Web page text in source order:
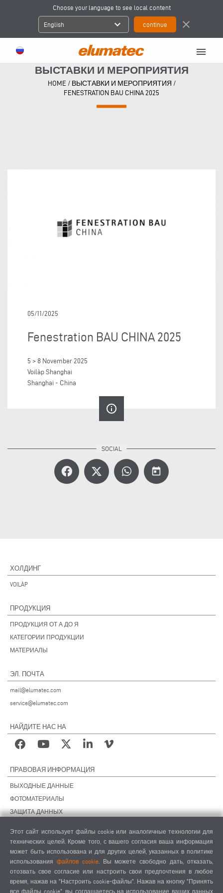
Choose your language to see local content
English expand_more close
menu
ВЫСТАВКИ И МЕРОПРИЯТИЯ
HOME / ВЫСТАВКИ И МЕРОПРИЯТИЯ /
FENESTRATION BAU CHINA 2025
05/11/2025
Fenestration BAU CHINA 2025
5 > 8 November 2025
Voilàp Shanghai
Shanghai - China
info_outline
today
ХОЛДИНГ
VOILÀP
ПРОДУКЦИЯ
ПРОДУКЦИЯ ОТ А ДО Я
КАТЕГОРИИ ПРОДУКЦИИ
МАТЕРИАЛЫ
ЭЛ. ПОЧТА
mail@elumatec.com
service@elumatec.com
НАЙДИТЕ НАС НА
ПРАВОВАЯ ИНФОРМАЦИЯ
ВЫХОДНЫЕ ДАННЫЕ
ФОТОМАТЕРИАЛЫ
ЗАЩИТА ДАННЫХ
ОБЩИЕ УСЛОВИЯ СДЕЛОК
ОБЩИЕ УСЛОВИЯ ПРОДАЖИ
НАСТРОЙКИ COOKIES
КОДЕКС ПОВЕДЕНИЯ ПОСТАВЩИКОВ
Этот сайт использует файлы cookie или аналогичные технологии для
технических целей. Кроме того, с вашего согласия ваша информация
может быть использована и для других целей, указанных в политике
использования файлов cookie. Вы можете свободно дать, отказать,
отозвать свое согласие или настроить свои предпочтения в любое
время, нажав на "Настроить cookie-файлы". Нажав на кнопку "Принять
все файлы cookie", вы соглашаетесь на использование ваших данных